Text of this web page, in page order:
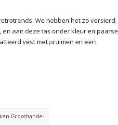
We hebben het zo versierd:
aan deze tas onder kleur en paarse
vest met pruimen en een
Groothandel